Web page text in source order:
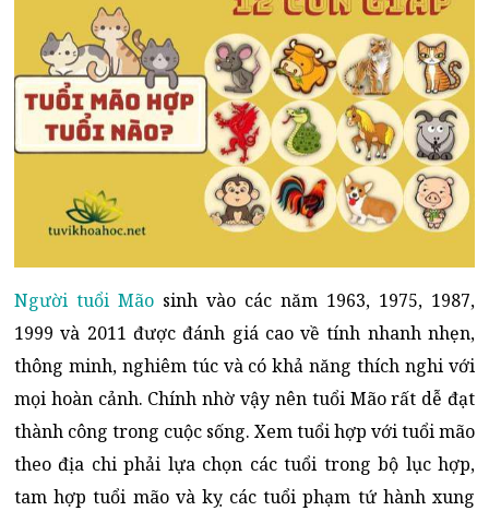
Người tuổi Mão sinh vào các năm 1963, 1975, 1987,
1999 và 2011 được đánh giá cao về tính nhanh nhẹn,
thông minh, nghiêm túc và có khả năng thích nghi với
mọi hoàn cảnh. Chính nhờ vậy nên tuổi Mão rất dễ đạt
thành công trong cuộc sống. Xem tuổi hợp với tuổi mão
theo địa chi phải lựa chọn các tuổi trong bộ lục hợp,
tam hợp tuổi mão và kỵ các tuổi phạm tứ hành xung